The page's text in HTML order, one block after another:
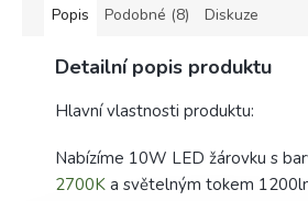
Popis Podobné (8) Diskuze
Detailní popis produktu
Hlavní vlastnosti produktu:
Nabízíme 10W LED žárovku s
2700K a světelným tokem